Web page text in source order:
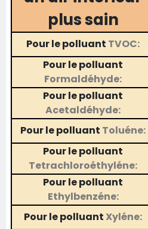
plus sain
Pour le polluant TVOC:
Pour le polluant
Formaldéhyde:
Pour le polluant
Acetaldéhyde:
Pour le polluant Toluéne:
Pour le polluant
Tetrachloroéthyléne:
Pour le polluant
Ethylbenzéne:
Pour le polluantXyléne: